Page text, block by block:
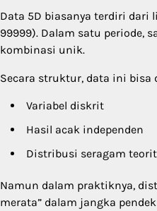
Data 5D biasanya terdiri
99999). Dalam satu periode,
kombinasi unik.
Secara struktur, data ini bisa
Variabel diskrit
Hasil acak independen
Distribusi seragam
Namun dalam praktiknya,
merata” dalam jangka